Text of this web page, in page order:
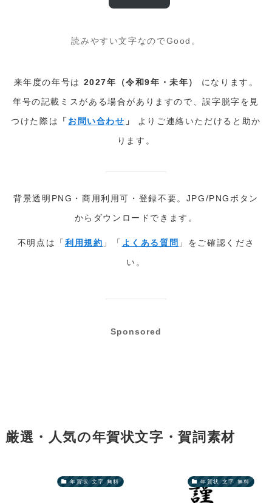
読みやすい文字なのでGood。
来年度の年号は 2027年（令和9年・未年）
になります。
年号の記載ミスがある場合がありますので、誤字脱字を見
つけた際は
「 お問い合わせ 」
よりご連絡いただけると助か
ります。
背景透明PNG・商用利用可・登録不要。JPG/PNGボタン
からダウンロードできます。
不明点は「 利用規約 」「 よくある質問 」をご確認くださ
い。
Sponsored
厳選・人気の年賀状文字・賀詞素材
年賀状 文字 無料 年賀状 文字 無料